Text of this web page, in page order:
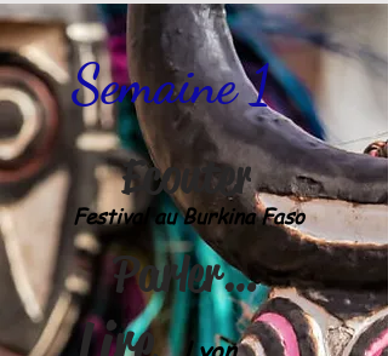
Semaine 1
Ecouter
Festival au Burkina Faso
Parler & écrire